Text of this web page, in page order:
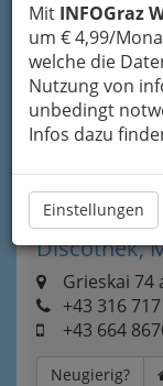
Mit INFOGraz
um € 4,99/
welche die
Nutzung von
unbedingt
Infos dazu
Einstellungen
Graz GMD:
Discothek,
Grieskai 74
+43 316
+43 664
Neugierig?